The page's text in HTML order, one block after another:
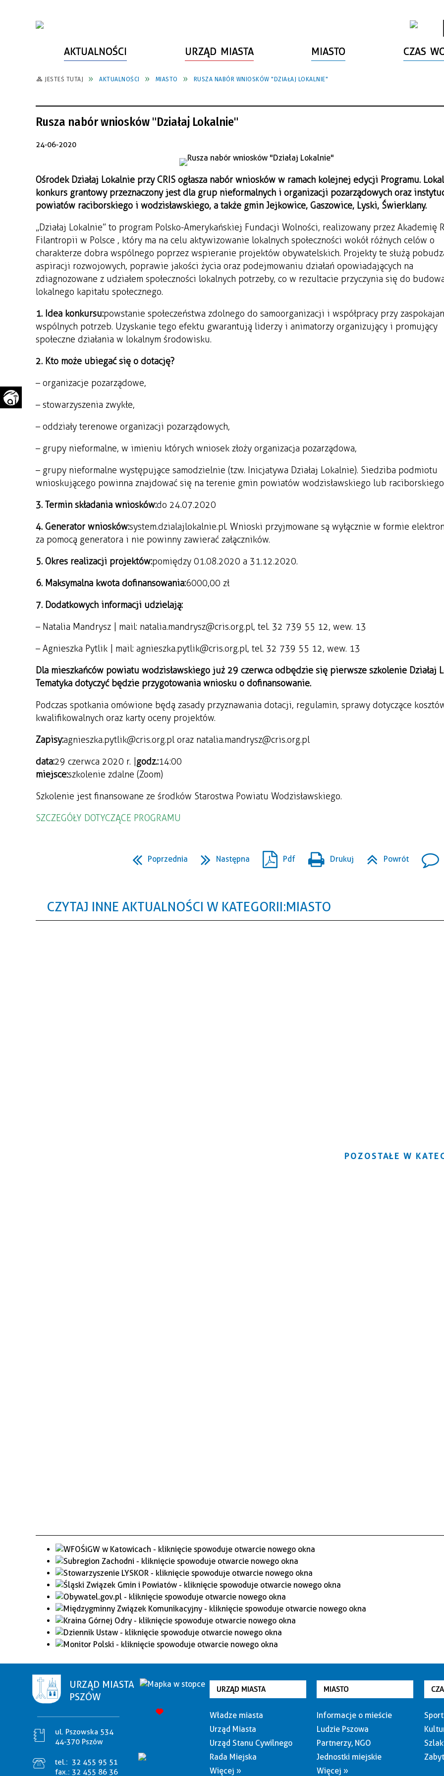
AKTUALNOŚCI URZĄD MIASTA
WŁADZE MIASTA
URZĄD STANU CYWILNEGO
RADA MIEJSKA
STRATEGIE, PLANY, PROGRAMY
FUNDUSZE ZEWNĘTRZNE
MIASTO
INFORMACJE O MIEŚCIE
PARTNERZY, NGO
JEDNOSTKI MIEJSKIE
INWESTYCJE MIEJSKIE
POWIATOWY LIDER
PRZEDSIĘBIORCZOŚCI
WAŻNE TELEFONY
GAZETA SAMORZĄDOWA
"PSZOW.PL"
CZAS
SPORT
SZLAKI TURYSTYCZNE
ZABYTKI
ZAŁATW SPRAWĘ
BEZPIECZEŃSTWO
ZWIERZĘTA W GMINIE
INFORMATOR
KOMUNIKACJA I TRANSPORT
ZAGOSPODAROWANIE
PRZESTRZENNE
JESTEŚ TUTAJ AKTUALNOŚCI MIASTO RUSZA NABÓR WNIOSKÓW "DZIAŁAJ LOKALNIE"
Rusza nabór wniosków "Działaj Lokalnie"
24-06-2020
Ośrodek Działaj Lokalnie przy CRIS ogłasza nabór wniosków w ramach kolejnej edycji Programu.
konkurs grantowy przeznaczony jest dla grup nieformalnych i organizacji pozarządowych oraz
powiatów raciborskiego i wodzisławskiego, a także gmin Jejkowice, Gaszowice, Lyski, Świerklany.
„Działaj Lokalnie” to program Polsko-Amerykańskiej Fundacji Wolności, realizowany przez Akademię
Filantropii w Polsce , który ma na celu aktywizowanie lokalnych społeczności wokół różnych celów o
charakterze dobra wspólnego poprzez wspieranie projektów obywatelskich. Projekty te służą
aspiracji rozwojowych, poprawie jakości życia oraz podejmowaniu działań opowiadających na
zdiagnozowane z udziałem społeczności lokalnych potrzeby, co w rezultacie przyczynia się do
lokalnego kapitału społecznego.
1. Idea konkursu:powstanie społeczeństwa zdolnego do samoorganizacji i współpracy przy
wspólnych potrzeb. Uzyskanie tego efektu gwarantują liderzy i animatorzy organizujący i promujący
społeczne działania w lokalnym środowisku.
2. Kto może ubiegać się o dotację?
– organizacje pozarządowe,
– stowarzyszenia zwykłe,
– oddziały terenowe organizacji pozarządowych,
– grupy nieformalne, w imieniu których wniosek złoży organizacja pozarządowa,
– grupy nieformalne występujące samodzielnie (tzw. Inicjatywa Działaj Lokalnie). Siedziba podmiotu
wnioskującego powinna znajdować się na terenie gmin powiatów wodzisławskiego lub
3. Termin składania wniosków:do 24.07.2020
4. Generator wniosków:system.dzialajlokalnie.pl. Wnioski przyjmowane są wyłącznie w formie
za pomocą generatora i nie powinny zawierać załączników.
5. Okres realizacji projektów:pomiędzy 01.08.2020 a 31.12.2020.
6. Maksymalna kwota dofinansowania:6000,00 zł
7. Dodatkowych informacji udzielają:
– Natalia Mandrysz | mail: natalia.mandrysz@cris.org.pl, tel. 32 739 55 12, wew. 13
– Agnieszka Pytlik | mail: agnieszka.pytlik@cris.org.pl, tel. 32 739 55 12, wew. 13
Dla mieszkańców powiatu wodzisławskiego już 29 czerwca odbędzie się pierwsze szkolenie Działaj
Tematyka dotyczyć będzie przygotowania wniosku o dofinansowanie.
Podczas spotkania omówione będą zasady przyznawania dotacji, regulamin, sprawy dotyczące
kwalifikowalnych oraz karty oceny projektów.
Zapisy:agnieszka.pytlik@cris.org.pl oraz natalia.mandrysz@cris.org.pl
data:29 czerwca 2020 r. | godz.:14:00
miejsce:szkolenie zdalne (Zoom)
Szkolenie jest finansowane ze środków Starostwa Powiatu Wodzisławskiego.
SZCZEGÓŁY DOTYCZĄCE PROGRAMU
Poprzednia Następna Pdf Drukuj Powrót
CZYTAJ INNE AKTUALNOŚCI W KATEGORII: MIASTO
POZOSTAŁE W
URZĄD MIASTA
PSZÓW
ul. Pszowska 534
44-370 Pszów
tel.: 32 455 95 51
fax.: 32 455 86 36
URZĄD MIASTA
Władze miasta
Urząd Miasta
Urząd Stanu Cywilnego
Rada Miejska
Więcej »
MIASTO
Informacje o mieście
Ludzie Pszowa
Partnerzy, NGO
Jednostki miejskie
Więcej »
Sport